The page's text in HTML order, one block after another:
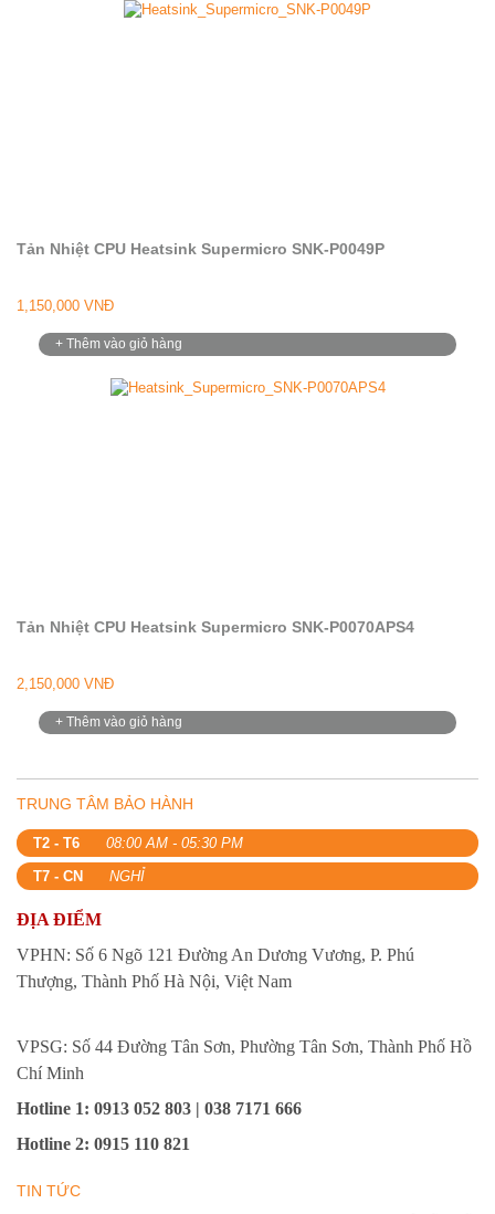
Tản Nhiệt CPU Heatsink Supermicro SNK-P0049P
1,150,000 VNĐ
+ Thêm vào giỏ hàng
Tản Nhiệt CPU Heatsink Supermicro SNK-P0070APS4
2,150,000 VNĐ
+ Thêm vào giỏ hàng
TRUNG TÂM BẢO HÀNH
T2 - T6
08:00 AM - 05:30 PM
T7 - CN
NGHỈ
ĐỊA ĐIỂM
VPHN: Số 6 Ngõ 121 Đường An Dương Vương, P. Phú
Thượng, Thành Phố Hà Nội, Việt Nam
VPSG: Số 44 Đường Tân Sơn, Phường Tân Sơn, Thành Phố Hồ
Chí Minh
Hotline 1: 0913 052 803 | 038 7171 666
Hotline 2: 0915 110 821
TIN TỨC